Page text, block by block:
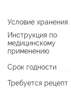
Условие хранения
Инструкция по
медицинскому
применению
Срок годности
Требуется рецепт